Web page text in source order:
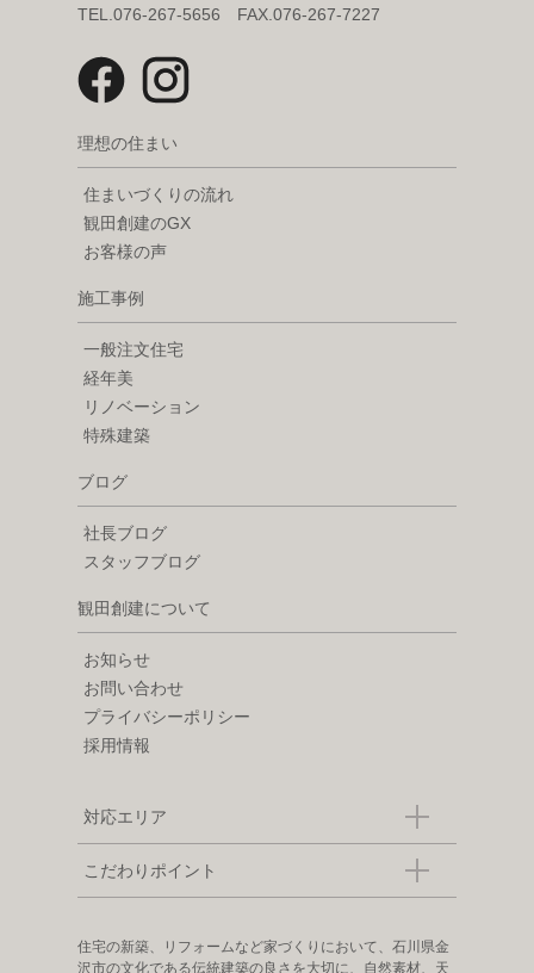
TEL.076-267-5656 FAX.076-267-7227
理想の住まい
住まいづくりの流れ
観田創建のGX
お客様の声
施工事例
一般注文住宅
経年美
リノベーション
特殊建築
ブログ
社長ブログ
スタッフブログ
観田創建について
お知らせ
お問い合わせ
プライバシーポリシー
採用情報
対応エリア
こだわりポイント
住宅の新築、リフォームなど家づくりにおいて、石川県金
沢市の文化である伝統建築の良さを大切に、自然素材、天